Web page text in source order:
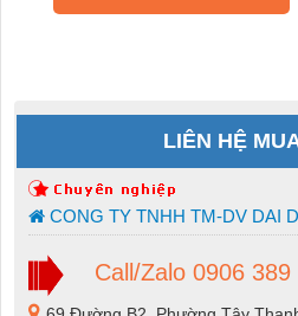
LIÊN HỆ
CONG TY TNHH TM-DV DAI
Call/Zalo 0906